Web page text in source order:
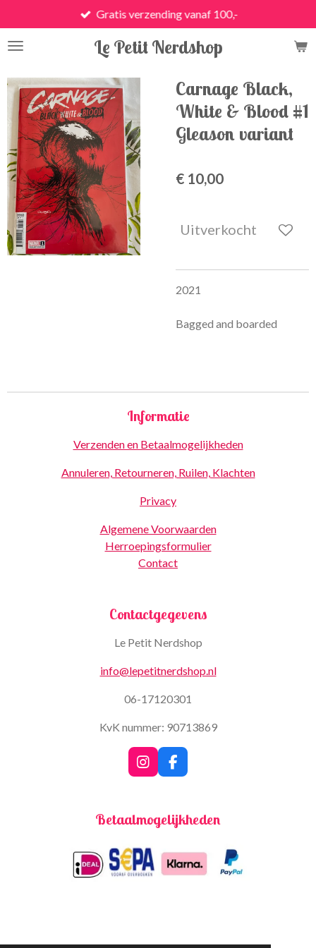
direct
naar
hoofdinhoud
Le Petit Nerdshop
Gratis verzending vanaf 100,-
Carnage Black,
White & Blood #1
Gleason variant
€ 10,00
Uitverkocht
2021
Bagged and boarded
Informatie
Verzenden en Betaalmogelijkheden
Annuleren, Retourneren, Ruilen, Klachten
Privacy
Algemene Voorwaarden
Herroepingsformulier
Contact
Contactgegevens
Le Petit Nerdshop
info@lepetitnerdshop.nl
06-17120301
KvK nummer: 90713869
I
n
a
r
a
m
F
a
b
k
Betaalmogelijkheden